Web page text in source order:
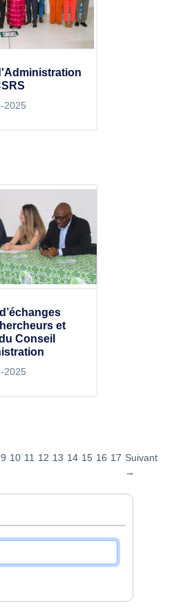
2025
et
Conseil
2025
9 10 11 12 13 14 15 16 17 Suivant
→